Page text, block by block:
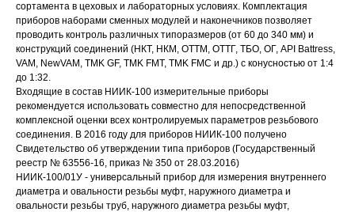
сортамента в цеховых и лабораторных условиях. Комплектация
приборов наборами сменных модулей и наконечников позволяет
проводить контроль различных типоразмеров (от 60 до 340 мм) и
конструкций соединений (НКТ, НКМ, ОТТМ, ОТТГ, ТБО, ОГ, API Battress,
VAM, NewVAM, TMK GF, TMK FMT, TMK FMC и др.) с конусностью от 1:4
до 1:32.
Входящие в состав НИИК-100 измерительные приборы
рекомендуется использовать совместно для непосредственной
комплексной оценки всех контролируемых параметров резьбового
соединения. В 2016 году для приборов НИИК-100 получено
Свидетельство об утверждении типа приборов (Государственный
реестр № 63556-16, приказ № 350 от 28.03.2016)
НИИК-100/01У - универсальный прибор для измерения внутреннего
диаметра и овальности резьбы муфт, наружного диаметра и
овальности резьбы труб, наружного диаметра резьбы муфт,